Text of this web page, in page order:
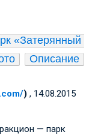
«Затерянный
Описание
) , 14.08.2015
— парк